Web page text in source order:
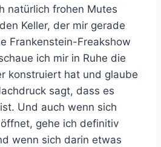
natürlich frohen Mutes
Keller, der mir gerade
Frankenstein-Freakshow
ich mir in Ruhe die
konstruiert hat und glaube
sagt, dass es
Und auch wenn sich
gehe ich definitiv
wenn sich darin etwas